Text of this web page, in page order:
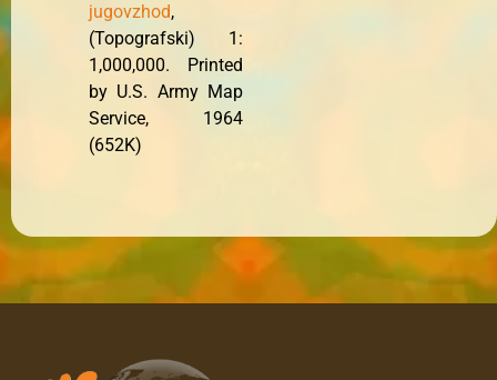
jugovzhod,
(Topografski) 1:
1,000,000. Printed
by U.S. Army Map
Service, 1964
(652K)